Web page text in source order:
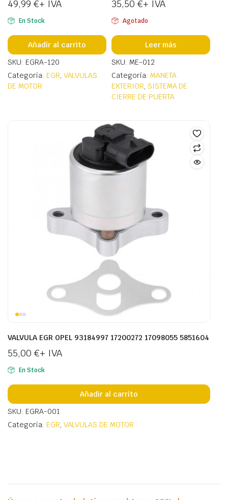
49,99 €+ IVA
En Stock
Añadir al carrito
SKU: EGRA-120
Categoría: EGR, VALVULAS
DE MOTOR
35,50 €+ IVA
Agotado
Leer más
SKU: ME-012
Categoría: MANETA
EXTERIOR, SISTEMA DE
CIERRE DE PUERTA
VALVULA EGR OPEL 93184997 17200272 17098055 5851604
55,00 €+ IVA
En Stock
Añadir al carrito
SKU: EGRA-001
Categoría: EGR, VALVULAS DE MOTOR